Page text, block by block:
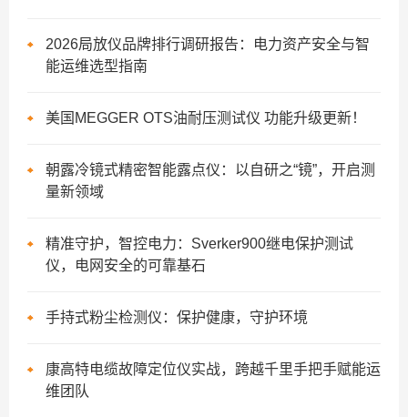
2026局放仪品牌排行调研报告：电力资产安全与智
能运维选型指南
美国MEGGER OTS油耐压测试仪 功能升级更新！
朝露冷镜式精密智能露点仪：以自研之“镜”，开启测
量新领域
精准守护，智控电力：Sverker900继电保护测试
仪，电网安全的可靠基石
手持式粉尘检测仪：保护健康，守护环境
康高特电缆故障定位仪实战，跨越千里手把手赋能运
维团队